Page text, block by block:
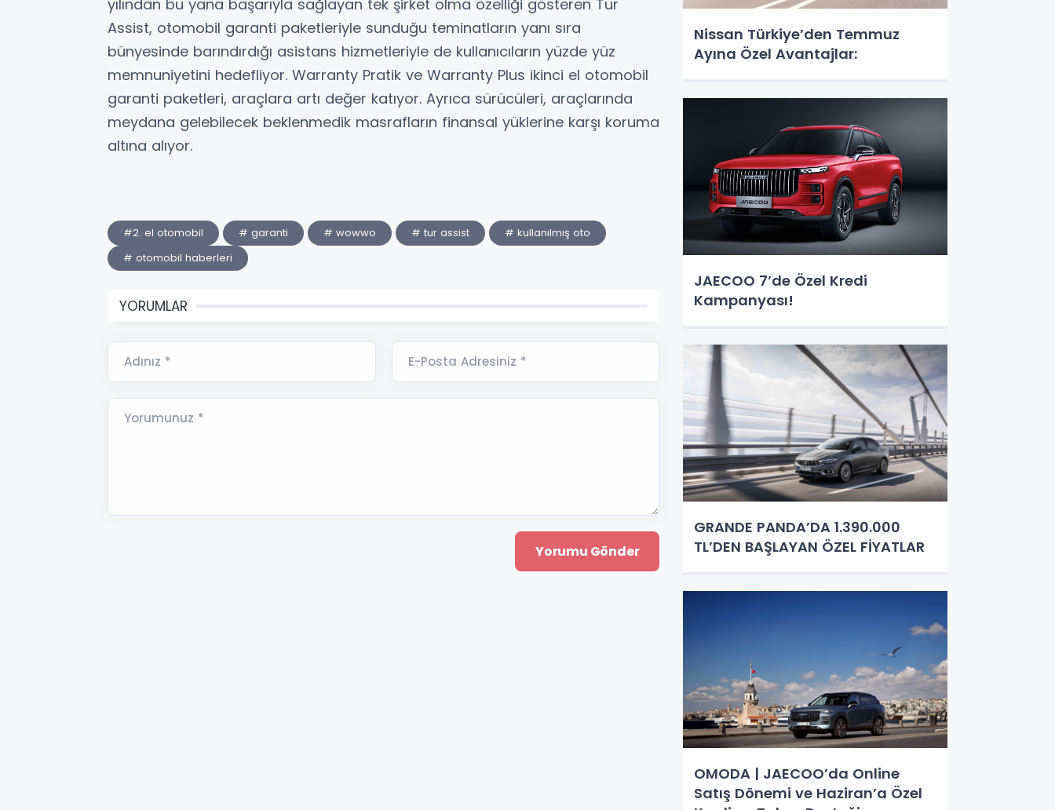
yılından bu yana başarıyla sağlayan tek şirket olma özelliği gösteren Tur
Assist, otomobil garanti paketleriyle sunduğu teminatların yanı sıra
bünyesinde barındırdığı asistans hizmetleriyle de kullanıcıların yüzde yüz
memnuniyetini hedefliyor. Warranty Pratik ve Warranty Plus ikinci el otomobil
garanti paketleri, araçlara artı değer katıyor. Ayrıca sürücüleri, araçlarında
meydana gelebilecek beklenmedik masrafların finansal yüklerine karşı koruma
altına alıyor.
#2. el otomobil # garanti # wowwo # tur assist
# kullanılmış oto
# otomobil haberleri
YORUMLAR
Adınız * E-Posta Adresiniz *
Yorumunuz *
Nissan Türkiye’den Temmuz
Ayına Özel Avantajlar:
JAECOO 7’de Özel Kredi
Kampanyası!
GRANDE PANDA’DA 1.390.000
TL’DEN BAŞLAYAN ÖZEL FİYATLAR
OMODA | JAECOO’da Online
Satış Dönemi ve Haziran’a Özel